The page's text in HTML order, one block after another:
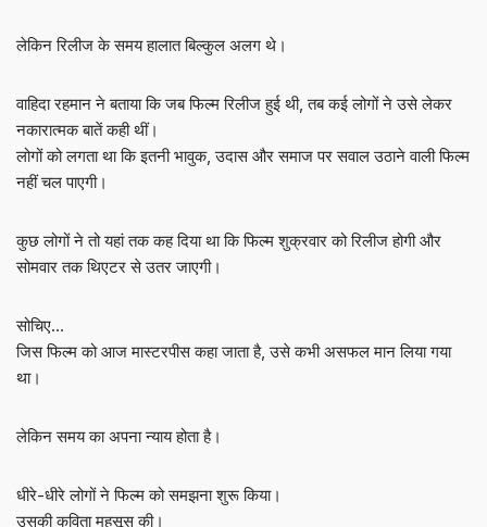
लेकिन रिलीज के समय हालात बिल्कुल अलग थे।
वाहिदा रहमान ने बताया कि जब फिल्म रिलीज हुई थी, तब कई लोगों ने उसे लेकर
नकारात्मक बातें कही थीं।
लोगों को लगता था कि इतनी भावुक, उदास और समाज पर सवाल उठाने वाली फिल्म
नहीं चल पाएगी।
कुछ लोगों ने तो यहां तक कह दिया था कि फिल्म शुक्रवार को रिलीज होगी और
सोमवार तक थिएटर से उतर जाएगी।
सोचिए…
जिस फिल्म को आज मास्टरपीस कहा जाता है, उसे कभी असफल मान लिया गया
था।
लेकिन समय का अपना न्याय होता है।
धीरे-धीरे लोगों ने फिल्म को समझना शुरू किया।
उसकी कविता महसूस की।